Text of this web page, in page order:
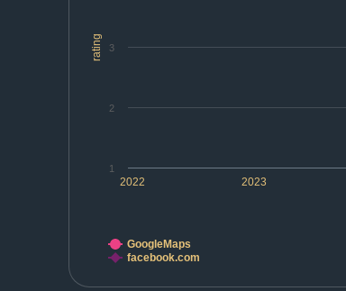
rating
2022 2023
1
2
3
GoogleMaps
facebook.com